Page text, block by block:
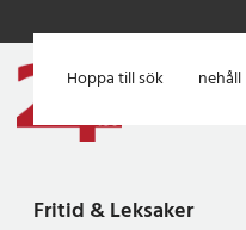
Hoppa till huvudinnehåll
Hoppa till sök
Fritid & Leksaker